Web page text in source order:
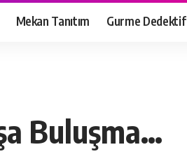
Mekan Tanıtım Gurme Dedektif
Buluşma…